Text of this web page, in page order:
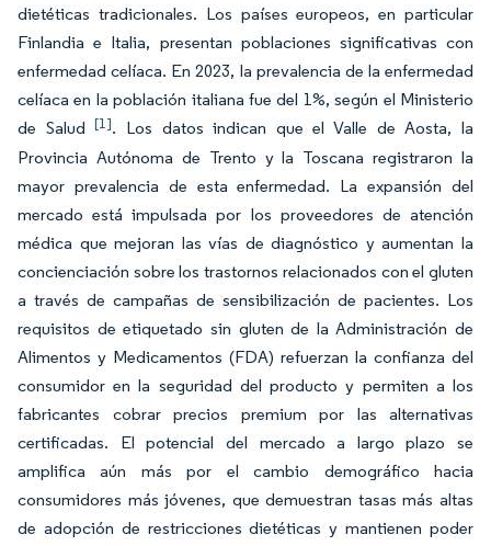
dietéticas tradicionales. Los países europeos, en particular
Finlandia e Italia, presentan poblaciones significativas con
enfermedad celíaca. En 2023, la prevalencia de la enfermedad
celíaca en la población italiana fue del 1%, según el Ministerio
de Salud[1]. Los datos indican que el Valle de Aosta, la
Provincia Autónoma de Trento y la Toscana registraron la
mayor prevalencia de esta enfermedad. La expansión del
mercado está impulsada por los proveedores de atención
médica que mejoran las vías de diagnóstico y aumentan la
concienciación sobre los trastornos relacionados con el gluten
a través de campañas de sensibilización de pacientes. Los
requisitos de etiquetado sin gluten de la Administración de
Alimentos y Medicamentos (FDA) refuerzan la confianza del
consumidor en la seguridad del producto y permiten a los
fabricantes cobrar precios premium por las alternativas
certificadas. El potencial del mercado a largo plazo se
amplifica aún más por el cambio demográfico hacia
consumidores más jóvenes, que demuestran tasas más altas
de adopción de restricciones dietéticas y mantienen poder